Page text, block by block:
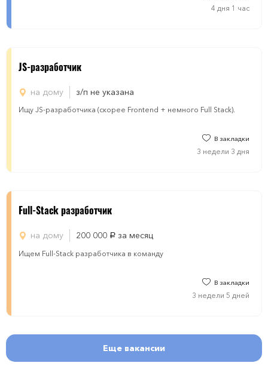
4 дня 1 час
JS-разработчик
на дому з/п не указана
Ищу JS-разработчика (скорее Frontend + немного Full Stack).
В закладки
3 недели 3 дня
Full-Stack разработчик
на дому 200 000 руб. за месяц
Ищем Full-Stack разработчика в команду
В закладки
3 недели 5 дней
Еще вакансии